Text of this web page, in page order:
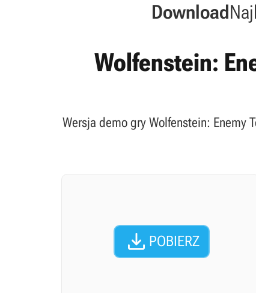
Download
Wolfenstein:
Wersja demo gry Wolfenstein:
 POBIERZ